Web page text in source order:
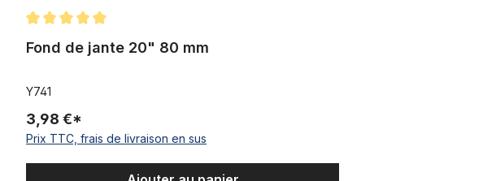
Fond de jante 20" 80 mm
Y741
3,98 €*
Prix TTC, frais de livraison en sus